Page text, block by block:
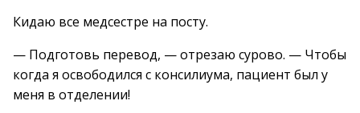
Кидаю все медсестре на посту.
— Подготовь перевод, — отрезаю сурово. — Чтобы
когда я освободился с консилиума, пациент был у
меня в отделении!